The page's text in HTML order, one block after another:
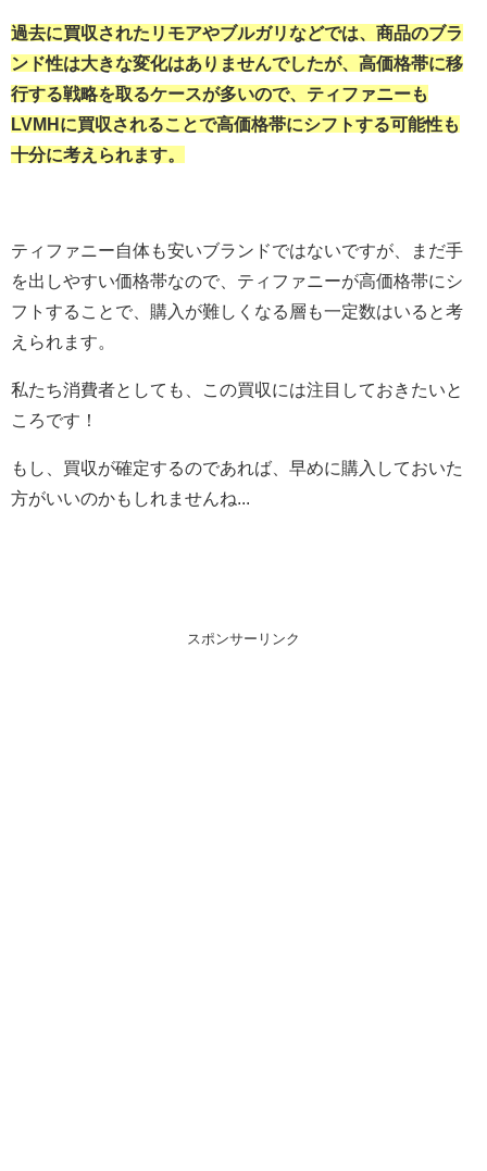
過去に買収されたリモアやブルガリなどでは、商品のブラ
ンド性は大きな変化はありませんでしたが、高価格帯に移
行する戦略を取るケースが多いので、ティファニーも
LVMHに買収されることで高価格帯にシフトする可能性も
十分に考えられます。
ティファニー自体も安いブランドではないですが、まだ手
を出しやすい価格帯なので、ティファニーが高価格帯にシ
フトすることで、購入が難しくなる層も一定数はいると考
えられます。
私たち消費者としても、この買収には注目しておきたいと
ころです！
もし、買収が確定するのであれば、早めに購入しておいた
方がいいのかもしれませんね...
スポンサーリンク